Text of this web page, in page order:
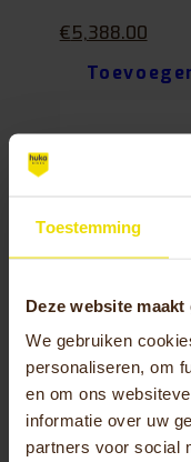
Toestemming
Deze website
We gebruiken
personaliseren, om
en om ons
informatie over uw
partners voor social
€5,388.00